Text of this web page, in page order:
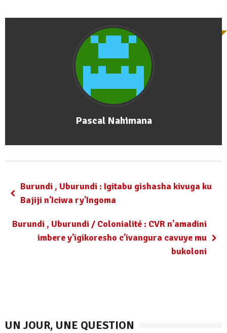
Pascal Nahimana
Burundi , Uburundi : Igitabu gishasha kivuga ku
Bajiji n’Iciwa ry’Ingoma
Burundi , Uburundi / Colonialité : CVR n’amadini
imbere y’igikoresho c’ivangura cavuye mu
bukoloni
UN JOUR, UNE QUESTION